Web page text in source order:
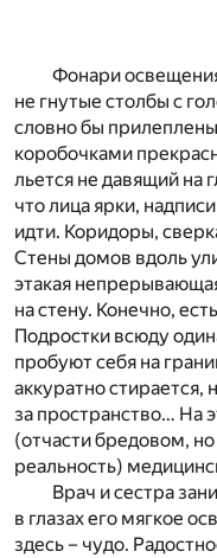
Фонари
не гнутые столбы с
словно бы
коробочками
льется не давящий на
что лица ярки,
идти. Коридоры,
Стены домов вдоль
этакая
на стену. Конечно,
Подростки всюду
пробуют себя на
аккуратно стирается,
за пространство… На
(отчасти бредовом,
реальность)
Врач и сестра
в глазах его мягкое
здесь – чудо.